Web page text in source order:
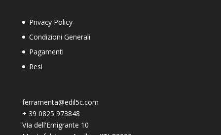
Privacy Policy
Condizioni Generali
Pagamenti
Resi
ferramenta@edil5c.com
+ 39 0825 973848
VIa dell'Emigrante 10